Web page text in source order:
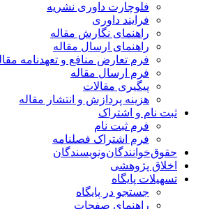
فلوچارت داوری نشریه
فرایند داوری
راهنمای نگارش مقاله
راهنمای ارسال مقاله
فرم تعارض منافع و تعهدنامه مقاله
فرم ارسال مقاله
پیگیری مقالات
هزینه پردازش و انتشار مقاله
ثبت نام و اشتراک
فرم ثبت نام
فرم اشتراک فصلنامه
حقوق‌خوانندگان‌و‌نویسندگان
اخلاق پژوهشی
تسهیلات پایگاه
جستجو در پایگاه
راهنمای صفحات